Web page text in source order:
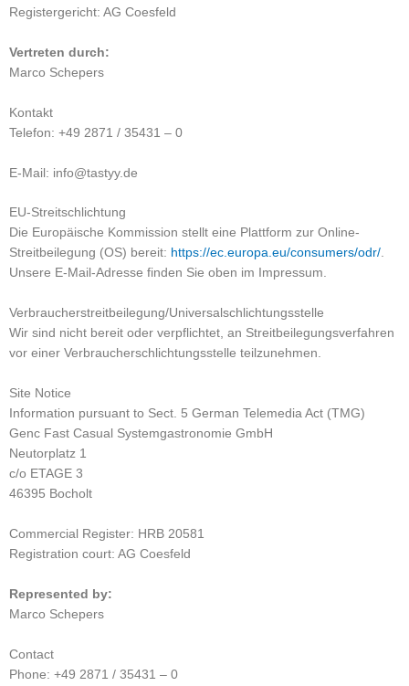
Registergericht: AG Coesfeld
Vertreten durch:
Marco Schepers
Kontakt
Telefon: +49 2871 / 35431 – 0
E-Mail: info@tastyy.de
EU-Streitschlichtung
Die Europäische Kommission stellt eine Plattform zur Online-
Streitbeilegung (OS) bereit: https://ec.europa.eu/consumers/odr/.
Unsere E-Mail-Adresse finden Sie oben im Impressum.
Verbraucher­streit­beilegung/Universal­schlichtungs­stelle
Wir sind nicht bereit oder verpflichtet, an Streitbeilegungsverfahren
vor einer Verbraucherschlichtungsstelle teilzunehmen.
Site Notice
Information pursuant to Sect. 5 German Telemedia Act (TMG)
Genc Fast Casual Systemgastronomie GmbH
Neutorplatz 1
c/o ETAGE 3
46395 Bocholt
Commercial Register: HRB 20581
Registration court: AG Coesfeld
Represented by:
Marco Schepers
Contact
Phone: +49 2871 / 35431 – 0